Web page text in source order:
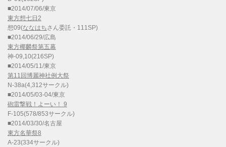
■2014/07/06/東京
東方想七日2
想09(ななはちさん委託・111SP)
■2014/06/29/広島
東方椰麟祭第五幕
神-09,10(216SP)
■2014/05/11/東京
第11回博麗神社例大祭
N-38a(4,312サークル)
■2014/05/03-04/東京
砲雷撃戦！よーい！ 9
F-105(578/853サークル)
■2014/03/30/名古屋
東方名華祭8
A-23(334サークル)